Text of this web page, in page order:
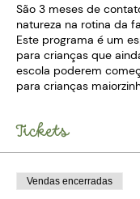
São 3 meses de
natureza na rotina da
Este programa é um
para crianças que
escola poderem
para crianças
dos tempos de cada
Tickets
Vendas encerradas